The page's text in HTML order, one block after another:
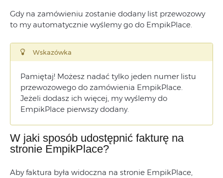
Gdy na zamówieniu zostanie dodany list przewozowy
to my automatycznie wyślemy go do EmpikPlace.
Wskazówka
Pamiętaj! Możesz nadać tylko jeden numer listu
przewozowego do zamówienia EmpikPlace.
Jeżeli dodasz ich więcej, my wyślemy do
EmpikPlace pierwszy dodany.
W jaki sposób udostępnić fakturę na
stronie EmpikPlace?
Aby faktura była widoczna na stronie EmpikPlace,